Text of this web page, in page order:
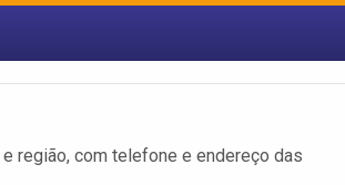
e região, com telefone e endereço das